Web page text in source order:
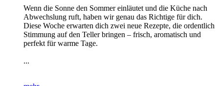
Wenn die Sonne den Sommer einläutet und die Küche nach
Abwechslung ruft, haben wir genau das Richtige für dich.
Diese Woche erwarten dich zwei neue Rezepte, die ordentlich
Stimmung auf den Teller bringen – frisch, aromatisch und
perfekt für warme Tage.
...